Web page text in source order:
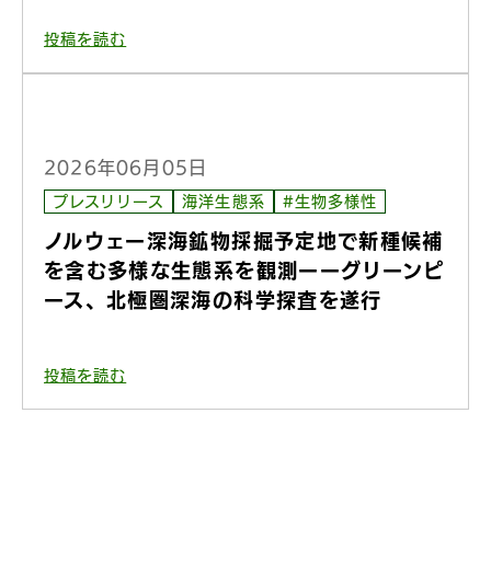
投稿を読む
2026年06月05日
プレスリリース 海洋生態系 #生物多様性
ノルウェー深海鉱物採掘予定地で新種候補
を含む多様な生態系を観測ーーグリーンピ
ース、北極圏深海の科学探査を遂行
投稿を読む